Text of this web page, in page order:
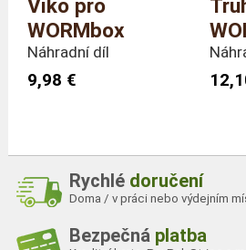
Víko pro
WORMbox
Náhradní díl
9,98 €
Rychlé doručení
Doma / v práci nebo výdejním
Bezpečná platba